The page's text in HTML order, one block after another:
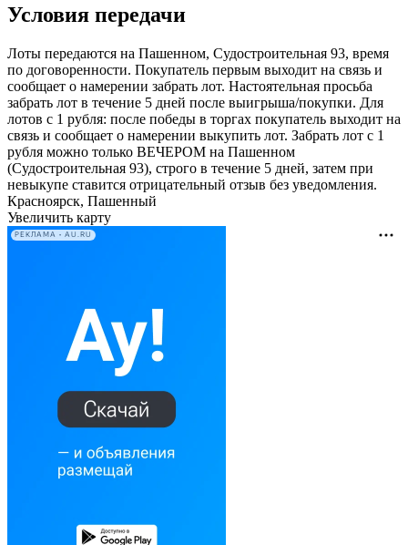
Условия передачи
Лоты передаются на Пашенном, Судостроительная 93, время
по договоренности. Покупатель первым выходит на связь и
сообщает о намерении забрать лот. Настоятельная просьба
забрать лот в течение 5 дней после выигрыша/покупки. Для
лотов с 1 рубля: после победы в торгах покупатель выходит на
связь и сообщает о намерении выкупить лот. Забрать лот с 1
рубля можно только ВЕЧЕРОМ на Пашенном
(Судостроительная 93), строго в течение 5 дней, затем при
невыкупе ставится отрицательный отзыв без уведомления.
Красноярск, Пашенный
Увеличить карту
РЕКЛАМА • AU.RU